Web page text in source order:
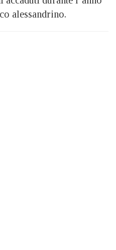
alessandrino.